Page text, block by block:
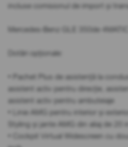
incluse comisionul de import și
Mercedes-Benz GLE 350de
Dotări opționale:
• Pachet Plus de asistență la
asistent activ pentru direcție,
asistent activ pentru ambuteiaje
• Linie AMG pentru interior și
Styling și jante AMG din aliaj de 20
• Cockpit Virtual Widescreen cu